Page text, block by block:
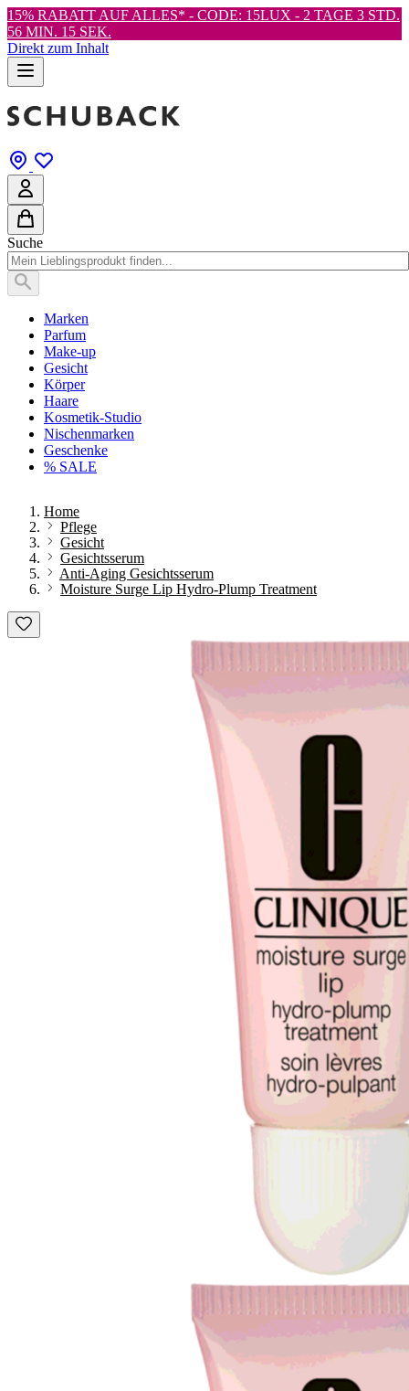
15% RABATT AUF ALLES* - CODE: 15LUX - 2 TAGE 3 STD.
56 MIN. 13 SEK.
Direkt zum Inhalt
Suche
Marken
Parfum
Make-up
Gesicht
Körper
Haare
Kosmetik-Studio
Nischenmarken
Geschenke
% SALE
Home
Pflege
Gesicht
Gesichtsserum
Anti-Aging Gesichtsserum
Moisture Surge Lip Hydro-Plump Treatment